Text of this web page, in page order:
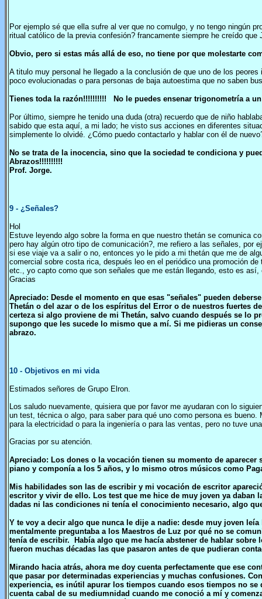
Por ejemplo sé que ella sufre al ver que no comulgo, y no tengo ningún
ritual católico de la previa confesión? francamente siempre he creído
Obvio, pero si estas más allá de eso, no tiene por que molestarte
A titulo muy personal he llegado a la conclusión de que uno de los
poco evolucionadas o para personas de baja autoestima que no saben
Tienes toda la razón!!!!!!!!!! No le puedes ensenar trigonometría a
Por último, siempre he tenido una duda (otra) recuerdo que de niño
sabido que esta aquí, a mi lado; he visto sus acciones en diferentes
simplemente lo olvidé. ¿Cómo puedo contactarlo y hablar con él de
No se trata de la inocencia, sino que la sociedad te condiciona y
Abrazos!!!!!!!!!!
Prof. Jorge.
9 - ¿Señales?
Hol
Estuve leyendo algo sobre la forma en que nuestro thetán se comunica
pero hay algún otro tipo de comunicación?, me refiero a las señales,
si ese viaje va a salir o no, entonces yo le pido a mi thetán que me de
comercial sobre costa rica, después leo en el periódico una promoción
etc., yo capto como que son señales que me están llegando, esto es
Gracias
Apreciado: Desde el momento en que esas "señales" pueden
Thetán o del azar o de los espíritus del Error o de nuestros fuertes
certeza si algo proviene de mi Thetán, salvo cuando después se lo
supongo que les sucede lo mismo que a mí. Si me pidieras un
abrazo.
10 - Objetivos en mi vida
Estimados señores de Grupo Elron.
Los saludo nuevamente, quisiera que por favor me ayudaran con lo
un test, técnica o algo, para saber para qué uno como persona es
para la electricidad o para la ingeniería o para las ventas, pero no tuve
Gracias por su atención.
Apreciado: Los dones o la vocación tienen su momento de
piano y componía a los 5 años, y lo mismo otros músicos como
Mis habilidades son las de escribir y mi vocación de escritor
escritor y vivir de ello. Los test que me hice de muy joven ya daban
dadas ni las condiciones ni tenía el conocimiento necesario, algo
Y te voy a decir algo que nunca le dije a nadie: desde muy joven
mentalmente preguntaba a los Maestros de Luz por qué no se
tenía de escribir. Había algo que me hacía abstener de hablar
fueron muchas décadas las que pasaron antes de que pudieran
Mirando hacia atrás, ahora me doy cuenta perfectamente que ese
que pasar por determinadas experiencias y muchas confusiones.
experiencia, es inútil apurar los tiempos cuando esos tiempos no
cuenta cabal de su mediumnidad cuando me conoció a mí y